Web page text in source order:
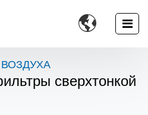

сверхтонкой